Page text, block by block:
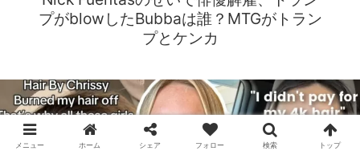
プがblowしたBubbaは誰？MTGがトラン
プとケンカ
メニュー ホーム シェア フォロー 検索 トップ